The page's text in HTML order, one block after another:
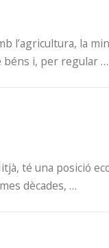
l’agricultura, la
béns i, per regular …
té una posició
dècades, …